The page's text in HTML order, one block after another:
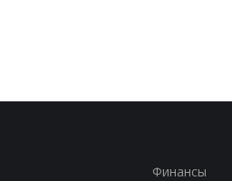
Финансы